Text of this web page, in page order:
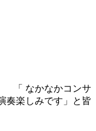
「 なかなかコンサ
奏楽しみです」と皆